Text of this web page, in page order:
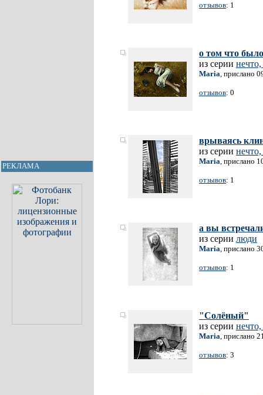
РЕКЛАМА
отзывов: 1
о том что
из серии
Maria, прислано
отзывов: 0
врываясь
из серии
Maria, прислано
отзывов: 1
а вы
из серии люди
Maria, прислано
отзывов: 1
"Солёный"
из серии
Maria, прислано
отзывов: 3